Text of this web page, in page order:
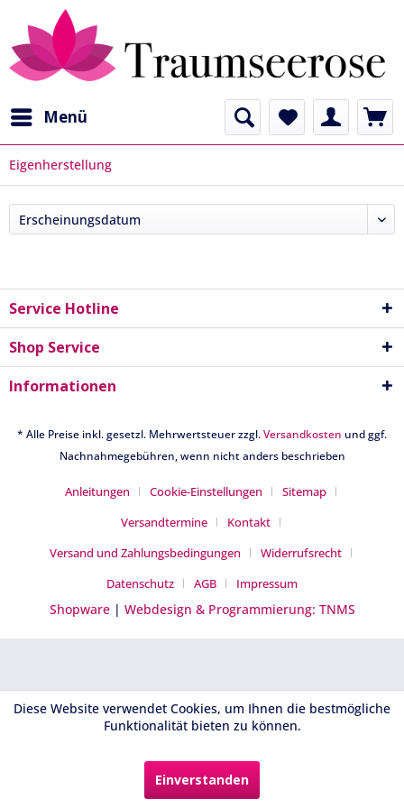
Menü
Eigenherstellung
Service Hotline
Shop Service
Informationen
* Alle Preise inkl. gesetzl. Mehrwertsteuer zzgl.Versandkosten und ggf.
Nachnahmegebühren, wenn nicht anders beschrieben
Anleitungen Cookie-Einstellungen
Sitemap
Versandtermine
Kontakt
Versand und Zahlungsbedingungen
Widerrufsrecht
Datenschutz
AGB Impressum
Shopware| Webdesign & Programmierung: TNMS
Diese Website verwendet Cookies, um Ihnen die bestmögliche
Funktionalität bieten zu können.
Einverstanden